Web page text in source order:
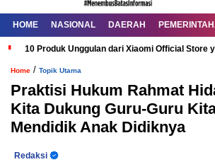
HOME NASIONAL DAERAH
10 Produk Unggulan dari Xiaomi Official Store
Home / Topik Utama
Praktisi Hukum Rahmat
Kita Dukung Guru-Guru
Mendidik Anak Didiknya
Redaksi